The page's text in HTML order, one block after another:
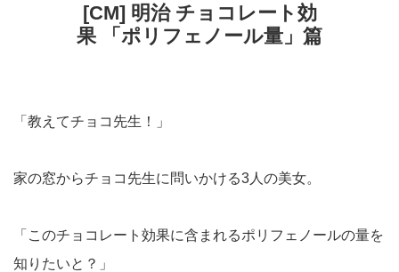
[CM] 明治 チョコレート効
果 「ポリフェノール量」篇
「教えてチョコ先生！」
家の窓からチョコ先生に問いかける3人の美女。
「このチョコレート効果に含まれるポリフェノールの量を
知りたいと？」